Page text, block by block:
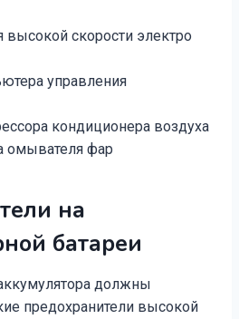
высокой скорости электро
управления
кондиционера воздуха
омывателя фар
на
батареи
должны
предохранители высокой